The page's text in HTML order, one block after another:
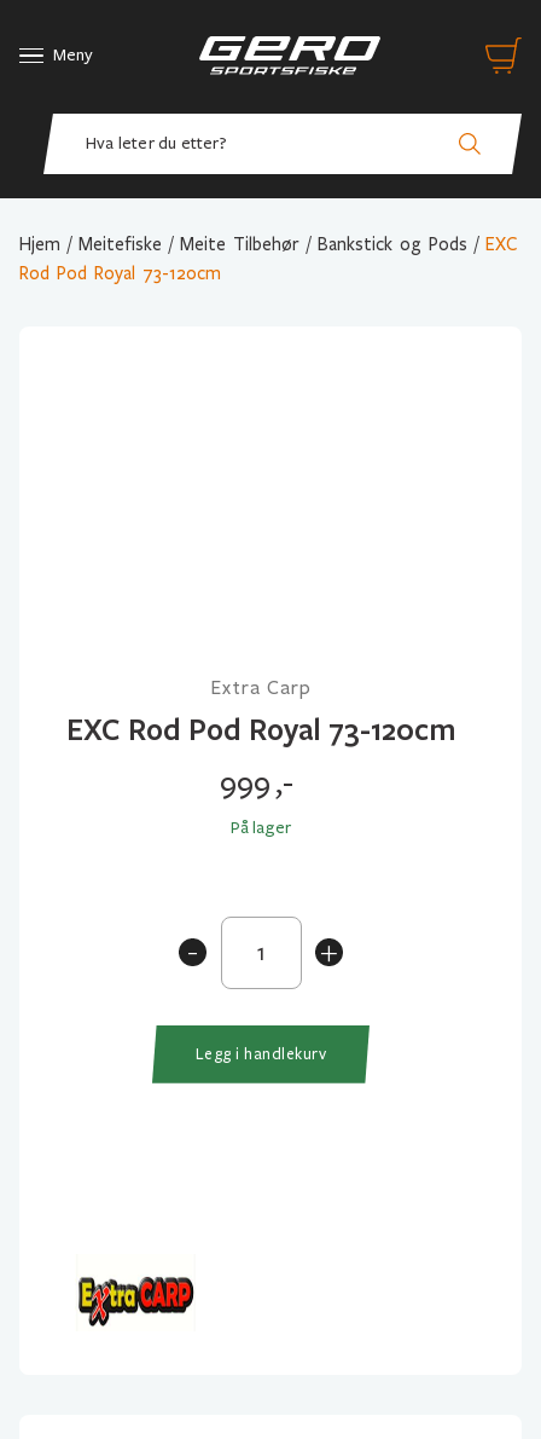
Meny
Hjem / Meitefiske / Meite Tilbehør / Bankstick og Pods / EXC
Rod Pod Royal 73-120cm
Extra Carp
EXC Rod Pod Royal 73-120cm
999,-
På lager
+
Rod
Pod
73-
-
Legg i handlekurv